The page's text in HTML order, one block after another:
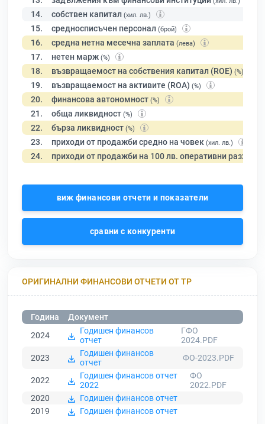
14. собствен капитал (хил. лв.)
15. средносписъчен персонал (брой)
16. средна нетна месечна заплата (лева)
17. нетен марж (%)
18. възвращаемост на собствения капитал (ROE) (%)
19. възвращаемост на активите (ROA) (%)
20. финансова автономност (%)
21. обща ликвидност (%)
22. бърза ликвидност (%)
23. приходи от продажби средно на човек (хил. лв.)
24. приходи от продажби на 100 лв. оперативни разходи
виж финансови отчети и показатели
сравни с конкуренти
ОРИГИНАЛНИ ФИНАНСОВИ ОТЧЕТИ ОТ ТР
Година
Документ
2024
Годишен финансов
отчет
ГФО
2024.PDF
2023
Годишен финансов
отчет
ФО-2023.PDF
2022
Годишен финансов отчет
2022
ФО
2022.PDF
2020
Годишен финансов отчет
2019
Годишен финансов отчет